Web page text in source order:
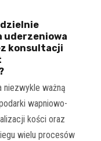
uderzeniowa
konsultacji
niezwykle ważną
wapniowo-
kości oraz
wielu procesów